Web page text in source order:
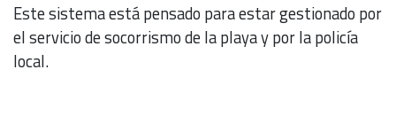
Este sistema está pensado para estar gestionado por
el servicio de socorrismo de la playa y por la policía
local.